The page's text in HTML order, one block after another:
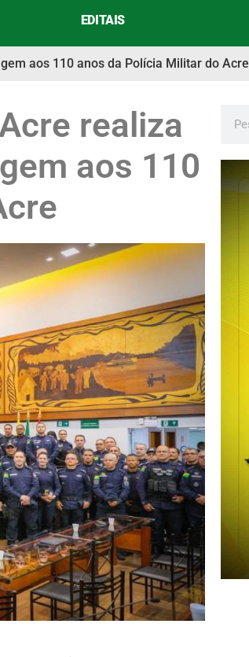
EDITAIS
aos 110 anos da Polícia Militar do Acre
realiza
aos 110